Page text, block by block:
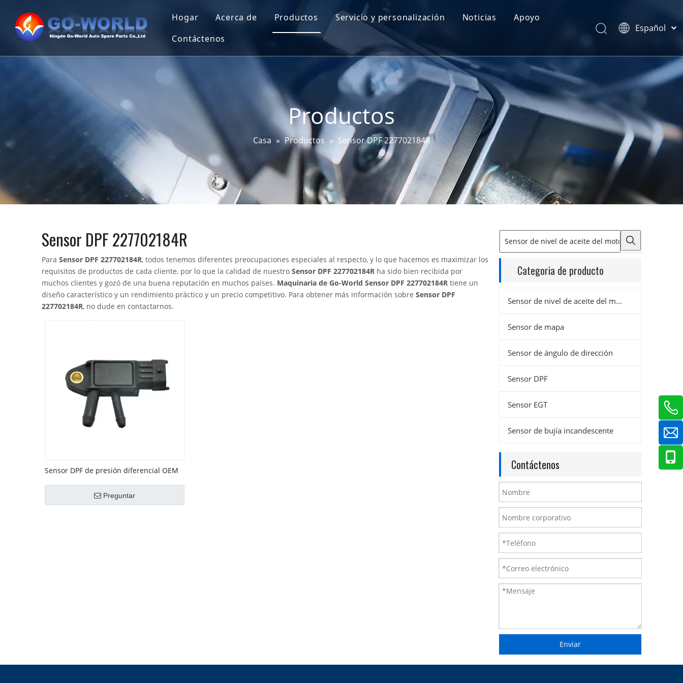
Hogar Acerca de
Prueba y certificaciones
Productos
Sensor de nivel de aceite del motor
Sensor de ángulo de dirección
Sensor DPF
Sensor EGT
Sensor de bujía incandescente
Servicio y personalización Noticias Apoyo
Contáctenos
Español
Pусский
Latine
Français
English
Productos
Casa » Productos » Sensor DPF 227702184R
Sensor DPF 227702184R
Para Sensor DPF 227702184R, todos tenemos diferentes preocupaciones especiales al respecto, y lo que hacemos es maximizar los
requisitos de productos de cada cliente, por lo que la calidad de nuestro Sensor DPF 227702184R ha sido bien recibida por
muchos clientes y gozó de una buena reputación en muchos países. Maquinaria de Go-World Sensor DPF 227702184R tiene un
diseño característico y un rendimiento práctico y un precio competitivo. Para obtener más información sobre Sensor DPF
227702184R, no dude en contactarnos.
Sensor DPF de presión diferencial OEM
Preguntar
Categoria de producto
Sensor de nivel de aceite del motor
Sensor de mapa
Sensor de ángulo de dirección
Sensor DPF
Sensor EGT
Sensor de bujía incandescente
Contáctenos
Enviar